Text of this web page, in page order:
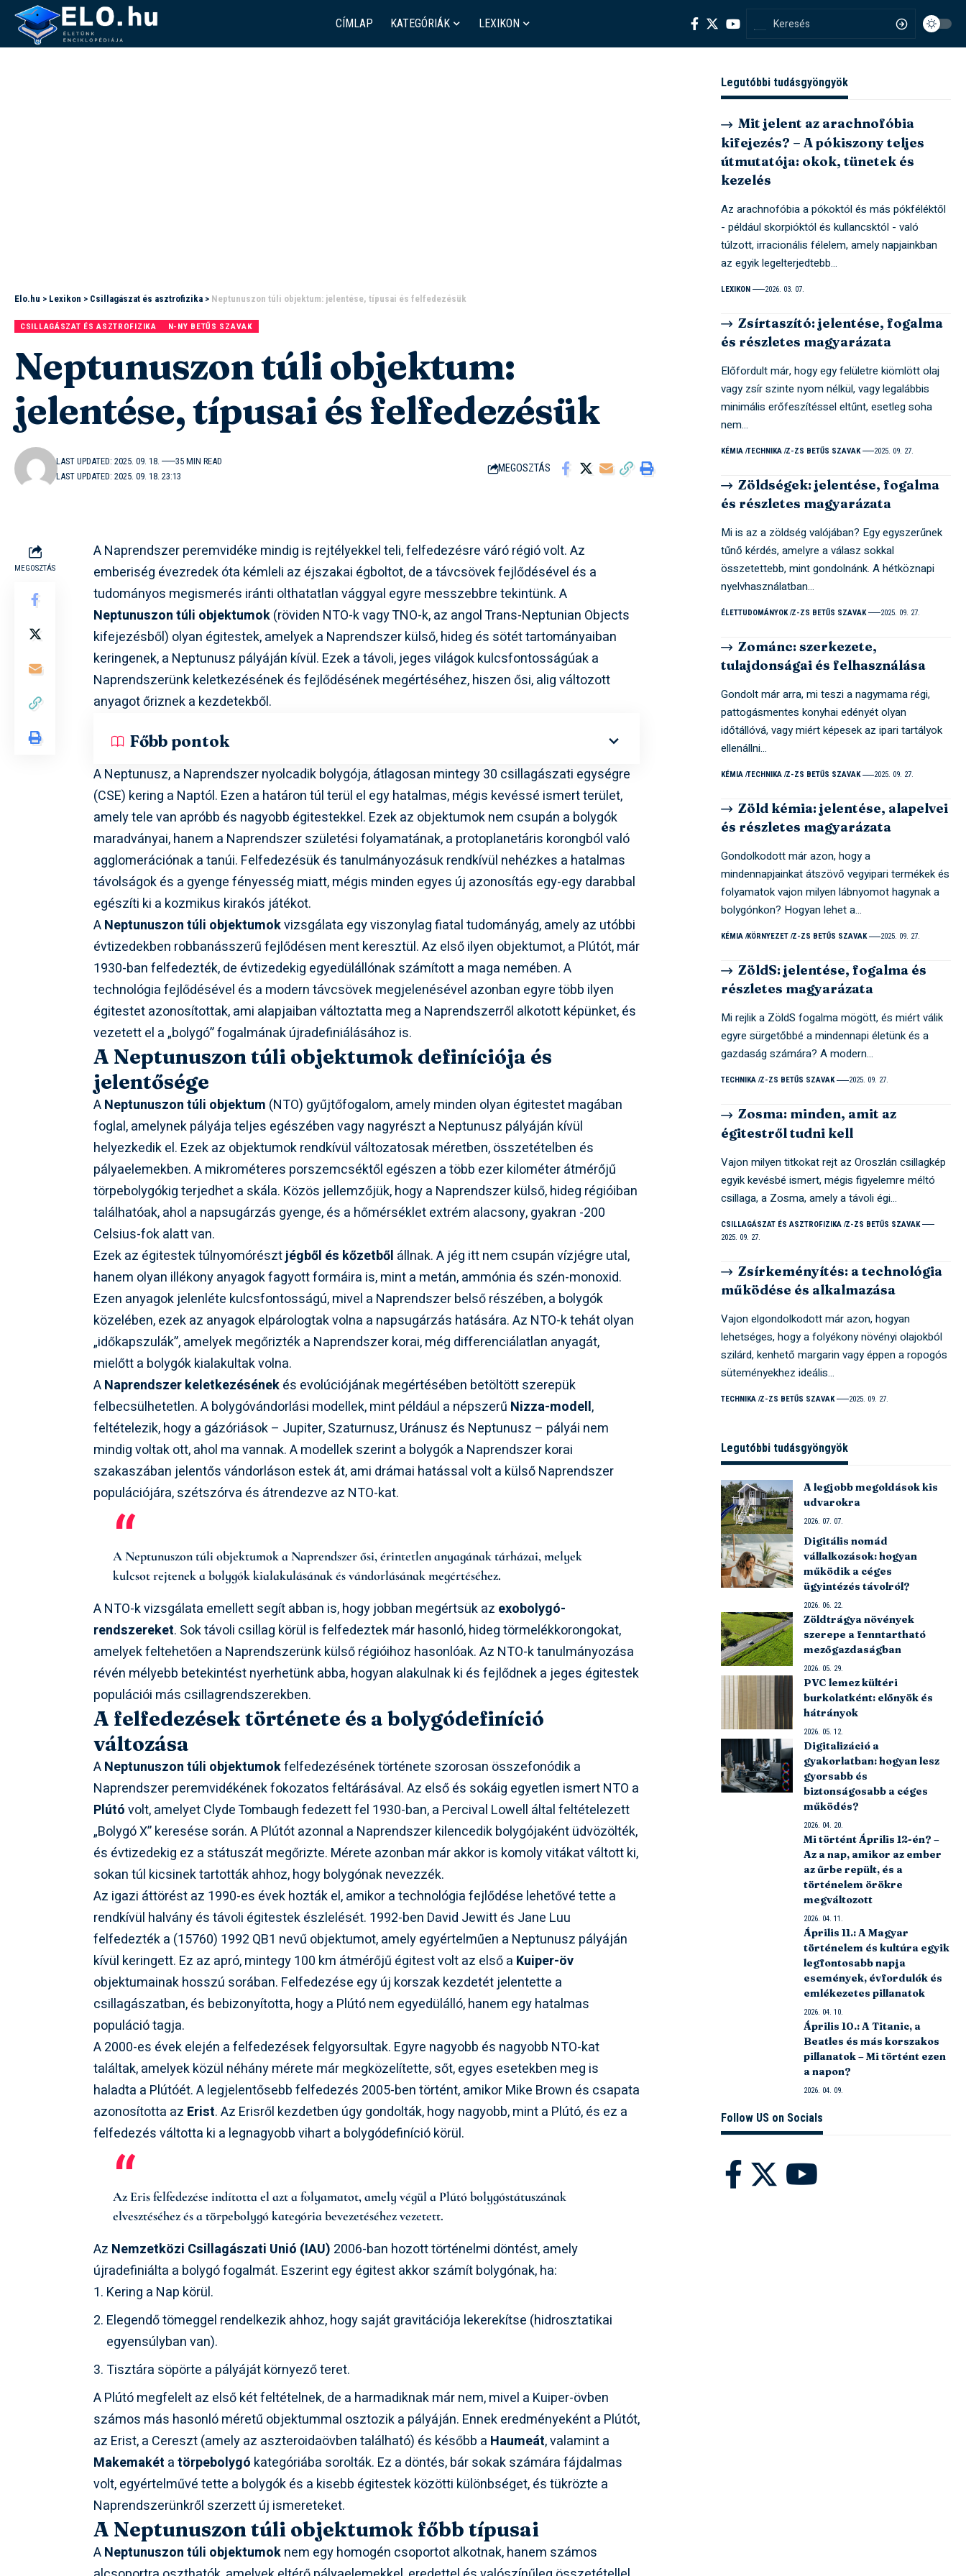
CÍMLAP KATEGÓRIÁK LEXIKON
Elo.hu > Lexikon > Csillagászat és asztrofizika > Neptunuszon túli objektum: jelentése, típusai és felfedezésük
CSILLAGÁSZAT ÉS ASZTROFIZIKA N-NY BETŰS SZAVAK
Neptunuszon túli objektum:
jelentése, típusai és felfedezésük
LAST UPDATED: 2025. 09. 18. 23:13
LAST UPDATED: 2025. 09. 18. 35 MIN READ
MEGOSZTÁS
MEGOSZTÁS
A Naprendszer peremvidéke mindig is rejtélyekkel teli, felfedezésre váró régió volt. Az
emberiség évezredek óta kémleli az éjszakai égboltot, de a távcsövek fejlődésével és a
tudományos megismerés iránti olthatatlan vággyal egyre messzebbre tekintünk. A
Neptunuszon túli objektumok(röviden NTO-k vagy TNO-k, az angol Trans-Neptunian Objects
kifejezésből) olyan égitestek, amelyek a Naprendszer külső, hideg és sötét tartományaiban
keringenek, a Neptunusz pályáján kívül. Ezek a távoli, jeges világok kulcsfontosságúak a
Naprendszerünk keletkezésének és fejlődésének megértéséhez, hiszen ősi, alig változott
anyagot őriznek a kezdetekből.
Főbb pontok
A Neptunusz, a Naprendszer nyolcadik bolygója, átlagosan mintegy 30 csillagászati egységre
(CSE) kering a Naptól. Ezen a határon túl terül el egy hatalmas, mégis kevéssé ismert terület,
amely tele van apróbb és nagyobb égitestekkel. Ezek az objektumok nem csupán a bolygók
maradványai, hanem a Naprendszer születési folyamatának, a protoplanetáris korongból való
agglomerációnak a tanúi. Felfedezésük és tanulmányozásuk rendkívül nehézkes a hatalmas
távolságok és a gyenge fényesség miatt, mégis minden egyes új azonosítás egy-egy darabbal
egészíti ki a kozmikus kirakós játékot.
ANeptunuszon túli objektumokvizsgálata egy viszonylag fiatal tudományág, amely az utóbbi
évtizedekben robbanásszerű fejlődésen ment keresztül. Az első ilyen objektumot, a Plútót, már
1930-ban felfedezték, de évtizedekig egyedülállónak számított a maga nemében. A
technológia fejlődésével és a modern távcsövek megjelenésével azonban egyre több ilyen
égitestet azonosítottak, ami alapjaiban változtatta meg a Naprendszerről alkotott képünket, és
vezetett el a „bolygó” fogalmának újradefiniálásához is.
A Neptunuszon túli objektumok definíciója és
jelentősége
ANeptunuszon túli objektum (NTO) gyűjtőfogalom, amely minden olyan égitestet magában
foglal, amelynek pályája teljes egészében vagy nagyrészt a Neptunusz pályáján kívül
helyezkedik el. Ezek az objektumok rendkívül változatosak méretben, összetételben és
pályaelemekben. A mikrométeres porszemcséktől egészen a több ezer kilométer átmérőjű
törpebolygókig terjedhet a skála. Közös jellemzőjük, hogy a Naprendszer külső, hideg régióiban
találhatóak, ahol a napsugárzás gyenge, és a hőmérséklet extrém alacsony, gyakran -200
Celsius-fok alatt van.
Ezek az égitestek túlnyomórésztjégből és kőzetből állnak. A jég itt nem csupán vízjégre utal,
hanem olyan illékony anyagok fagyott formáira is, mint a metán, ammónia és szén-monoxid.
Ezen anyagok jelenléte kulcsfontosságú, mivel a Naprendszer belső részében, a bolygók
közelében, ezek az anyagok elpárologtak volna a napsugárzás hatására. Az NTO-k tehát olyan
„időkapszulák”, amelyek megőrizték a Naprendszer korai, még differenciálatlan anyagát,
mielőtt a bolygók kialakultak volna.
ANaprendszer keletkezésénekés evolúciójának megértésében betöltött szerepük
felbecsülhetetlen. A bolygóvándorlási modellek, mint például a népszerű Nizza-modell,
feltételezik, hogy a gázóriások – Jupiter, Szaturnusz, Uránusz és Neptunusz – pályái nem
mindig voltak ott, ahol ma vannak. A modellek szerint a bolygók a Naprendszer korai
szakaszában jelentős vándorláson estek át, ami drámai hatással volt a külső Naprendszer
populációjára, szétszórva és átrendezve az NTO-kat.
A Neptunuszon túli objektumok a Naprendszer ősi, érintetlen anyagának tárházai, melyek
kulcsot rejtenek a bolygók kialakulásának és vándorlásának megértéséhez.
A NTO-k vizsgálata emellett segít abban is, hogy jobban megértsük az exobolygó-
rendszereket. Sok távoli csillag körül is felfedeztek már hasonló, hideg törmelékkorongokat,
amelyek feltehetően a Naprendszerünk külső régióihoz hasonlóak. Az NTO-k tanulmányozása
révén mélyebb betekintést nyerhetünk abba, hogyan alakulnak ki és fejlődnek a jeges égitestek
populációi más csillagrendszerekben.
A felfedezések története és a bolygódefiníció
változása
ANeptunuszon túli objektumokfelfedezésének története szorosan összefonódik a
Naprendszer peremvidékének fokozatos feltárásával. Az első és sokáig egyetlen ismert NTO a
Plútóvolt, amelyet Clyde Tombaugh fedezett fel 1930-ban, a Percival Lowell által feltételezett
„Bolygó X” keresése során. A Plútót azonnal a Naprendszer kilencedik bolygójaként üdvözölték,
és évtizedekig ez a státuszát megőrizte. Mérete azonban már akkor is komoly vitákat váltott ki,
sokan túl kicsinek tartották ahhoz, hogy bolygónak nevezzék.
Az igazi áttörést az 1990-es évek hozták el, amikor a technológia fejlődése lehetővé tette a
rendkívül halvány és távoli égitestek észlelését. 1992-ben David Jewitt és Jane Luu
felfedezték a (15760) 1992 QB1 nevű objektumot, amely egyértelműen a Neptunusz pályáján
kívül keringett. Ez az apró, mintegy 100 km átmérőjű égitest volt az első a Kuiper-öv
objektumainak hosszú sorában. Felfedezése egy új korszak kezdetét jelentette a
csillagászatban, és bebizonyította, hogy a Plútó nem egyedülálló, hanem egy hatalmas
populáció tagja.
A 2000-es évek elején a felfedezések felgyorsultak. Egyre nagyobb és nagyobb NTO-kat
találtak, amelyek közül néhány mérete már megközelítette, sőt, egyes esetekben meg is
haladta a Plútóét. A legjelentősebb felfedezés 2005-ben történt, amikor Mike Brown és csapata
azonosította az Erist. Az Erisről kezdetben úgy gondolták, hogy nagyobb, mint a Plútó, és ez a
felfedezés váltotta ki a legnagyobb vihart a bolygódefiníció körül.
Az Eris felfedezése indította el azt a folyamatot, amely végül a Plútó bolygóstátuszának
elvesztéséhez és a törpebolygó kategória bevezetéséhez vezetett.
Az Nemzetközi Csillagászati Unió (IAU) 2006-ban hozott történelmi döntést, amely
újradefiniálta a bolygó fogalmát. Eszerint egy égitest akkor számít bolygónak, ha:
Kering a Nap körül.
Elegendő tömeggel rendelkezik ahhoz, hogy saját gravitációja lekerekítse (hidrosztatikai
egyensúlyban van).
Tisztára söpörte a pályáját környező teret.
A Plútó megfelelt az első két feltételnek, de a harmadiknak már nem, mivel a Kuiper-övben
számos más hasonló méretű objektummal osztozik a pályáján. Ennek eredményeként a Plútót,
az Erist, a Cereszt (amely az aszteroidaövben található) és később a Haumeát, valamint a
Makemakét atörpebolygó kategóriába sorolták. Ez a döntés, bár sokak számára fájdalmas
volt, egyértelművé tette a bolygók és a kisebb égitestek közötti különbséget, és tükrözte a
Naprendszerünkről szerzett új ismereteket.
A Neptunuszon túli objektumok főbb típusai
ANeptunuszon túli objektumoknem egy homogén csoportot alkotnak, hanem számos
Legutóbbi tudásgyöngyök
Mit jelent az arachnofóbia
kifejezés? – A pókiszony teljes
útmutatója: okok, tünetek és
kezelés
Az arachnofóbia a pókoktól és más pókféléktől
- például skorpióktól és kullancsktól - való
túlzott, irracionális félelem, amely napjainkban
az egyik legelterjedtebb…
LEXIKON 2026. 03. 07.
Zsírtaszító: jelentése, fogalma
és részletes magyarázata
Előfordult már, hogy egy felületre kiömlött olaj
vagy zsír szinte nyom nélkül, vagy legalábbis
minimális erőfeszítéssel eltűnt, esetleg soha
nem…
KÉMIA TECHNIKA Z-ZS BETŰS SZAVAK 2025. 09. 27.
Zöldségek: jelentése, fogalma
és részletes magyarázata
Mi is az a zöldség valójában? Egy egyszerűnek
tűnő kérdés, amelyre a válasz sokkal
összetettebb, mint gondolnánk. A hétköznapi
nyelvhasználatban…
ÉLETTUDOMÁNYOK Z-ZS BETŰS SZAVAK 2025. 09. 27.
Zománc: szerkezete,
tulajdonságai és felhasználása
Gondolt már arra, mi teszi a nagymama régi,
pattogásmentes konyhai edényét olyan
időtállóvá, vagy miért képesek az ipari tartályok
ellenállni…
KÉMIA TECHNIKA Z-ZS BETŰS SZAVAK 2025. 09. 27.
Zöld kémia: jelentése, alapelvei
és részletes magyarázata
Gondolkodott már azon, hogy a
mindennapjainkat átszövő vegyipari termékek és
folyamatok vajon milyen lábnyomot hagynak a
bolygónkon? Hogyan lehet a…
KÉMIA KÖRNYEZET Z-ZS BETŰS SZAVAK 2025. 09. 27.
ZöldS: jelentése, fogalma és
részletes magyarázata
Mi rejlik a ZöldS fogalma mögött, és miért válik
egyre sürgetőbbé a mindennapi életünk és a
gazdaság számára? A modern…
TECHNIKA Z-ZS BETŰS SZAVAK 2025. 09. 27.
Zosma: minden, amit az
égitestről tudni kell
Vajon milyen titkokat rejt az Oroszlán csillagkép
egyik kevésbé ismert, mégis figyelemre méltó
csillaga, a Zosma, amely a távoli égi…
CSILLAGÁSZAT ÉS ASZTROFIZIKA Z-ZS BETŰS SZAVAK
2025. 09. 27.
Zsírkeményítés: a technológia
működése és alkalmazása
Vajon elgondolkodott már azon, hogyan
lehetséges, hogy a folyékony növényi olajokból
szilárd, kenhető margarin vagy éppen a ropogós
süteményekhez ideális…
TECHNIKA Z-ZS BETŰS SZAVAK 2025. 09. 27.
Legutóbbi tudásgyöngyök
A legjobb megoldások kis
udvarokra
2026. 07. 07.
Digitális nomád
vállalkozások: hogyan
működik a céges
ügyintézés távolról?
2026. 06. 22.
Zöldtrágya növények
szerepe a fenntartható
mezőgazdaságban
2026. 05. 29.
PVC lemez kültéri
burkolatként: előnyök és
hátrányok
2026. 05. 12.
Digitalizáció a
gyakorlatban: hogyan lesz
gyorsabb és
biztonságosabb a céges
működés?
2026. 04. 20.
Mi történt Április 12-én? –
Az a nap, amikor az ember
az űrbe repült, és a
történelem örökre
megváltozott
2026. 04. 11.
Április 11.: A Magyar
történelem és kultúra egyik
legfontosabb napja
események, évfordulók és
emlékezetes pillanatok
2026. 04. 10.
Április 10.: A Titanic, a
Beatles és más korszakos
pillanatok – Mi történt ezen
a napon?
2026. 04. 09.
Follow US on Socials